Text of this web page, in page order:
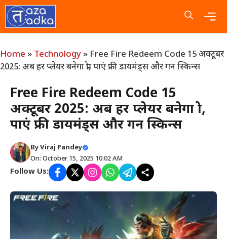
Skip
to
content
Home » Technology » Free Fire Redeem Code 15 अक्टूबर
2025: अब हर प्लेयर बनेगा प्रो, पाएं फ्री डायमंड्स और गन स्किन्स
Free Fire Redeem Code 15
अक्टूबर 2025: अब हर प्लेयर बनेगा प्रो,
पाएं फ्री डायमंड्स और गन स्किन्स
ByViraj Pandey
On: October 15, 2025 10:02 AM
Follow Us: